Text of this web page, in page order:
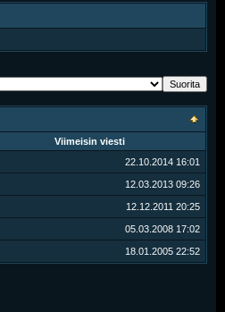
Viimeisin viesti
22.10.2014 16:01
12.03.2013 09:26
12.12.2011 20:25
05.03.2008 17:02
18.01.2005 22:52